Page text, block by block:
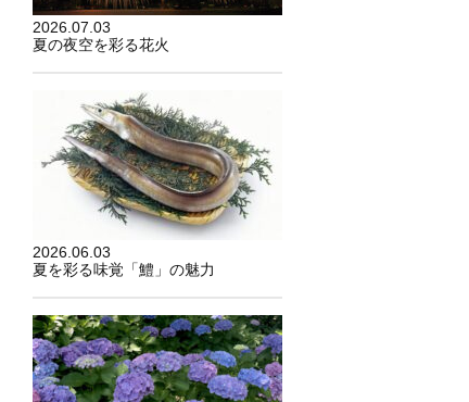
2026.07.03
夏の夜空を彩る花火
2026.06.03
夏を彩る味覚「鱧」の魅力